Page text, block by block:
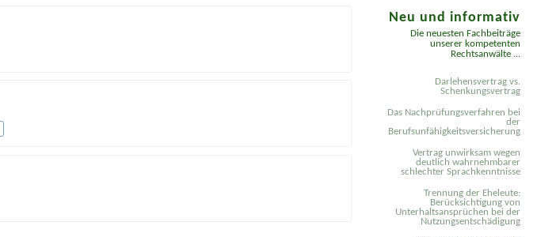
Neu und informativ
Die neuesten Fachbeiträge
unserer kompetenten
Rechtsanwälte ...
Darlehensvertrag vs.
Schenkungsvertrag
Das Nachprüfungsverfahren bei
der
Berufsunfähigkeitsversicherung
Vertrag unwirksam wegen
deutlich wahrnehmbarer
schlechter Sprachkenntnisse
Trennung der Eheleute:
Berücksichtigung von
Unterhaltsansprüchen bei der
Nutzungsentschädigung